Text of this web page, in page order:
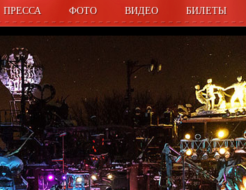
ПРЕССА ФОТО ВИДЕО БИЛЕТЫ